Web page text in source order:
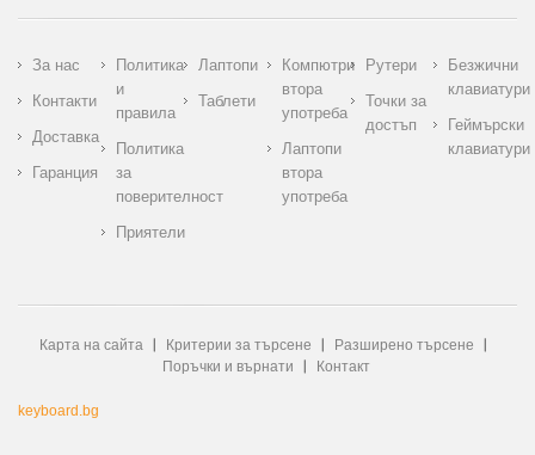
За нас
Контакти
Доставка
Гаранция
Политика
и
правила
Политика
за
поверителност
Приятели
Лаптопи
Таблети
Компютри
втора
употреба
Лаптопи
втора
употреба
Рутери
Точки за
достъп
Безжични
клавиатури
Геймърски
клавиатури
Карта на сайта Критерии за търсене
Разширено търсене
Поръчки и върнати
Контакт
keyboard.bg